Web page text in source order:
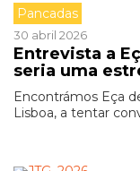
Pancadas
30 abril 2026
Entrevista a
seria uma
Encontrámos Eça
Lisboa, a tentar